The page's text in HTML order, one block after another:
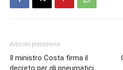
Articolo precedente
Il ministro Costa firma il
decreto per gli pneumatici